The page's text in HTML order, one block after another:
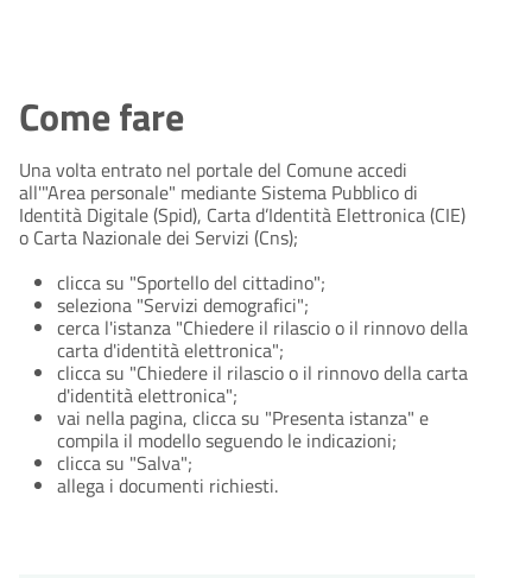
Come fare
Una volta entrato nel portale del Comune accedi
all'"Area personale" mediante Sistema Pubblico di
Identità Digitale (Spid), Carta d’Identità Elettronica (CIE)
o Carta Nazionale dei Servizi (Cns);
clicca su "Sportello del cittadino";
seleziona "Servizi demografici";
cerca l'istanza "Chiedere il rilascio o il rinnovo della
carta d'identità elettronica";
clicca su "Chiedere il rilascio o il rinnovo della carta
d'identità elettronica";
vai nella pagina, clicca su "Presenta istanza" e
compila il modello seguendo le indicazioni;
clicca su "Salva";
allega i documenti richiesti.